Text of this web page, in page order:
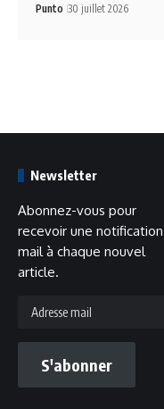
Punto 30 juillet 2026
Newsletter
Abonnez-vous pour
recevoir une notification
mail à chaque nouvel
article.
S'abonner